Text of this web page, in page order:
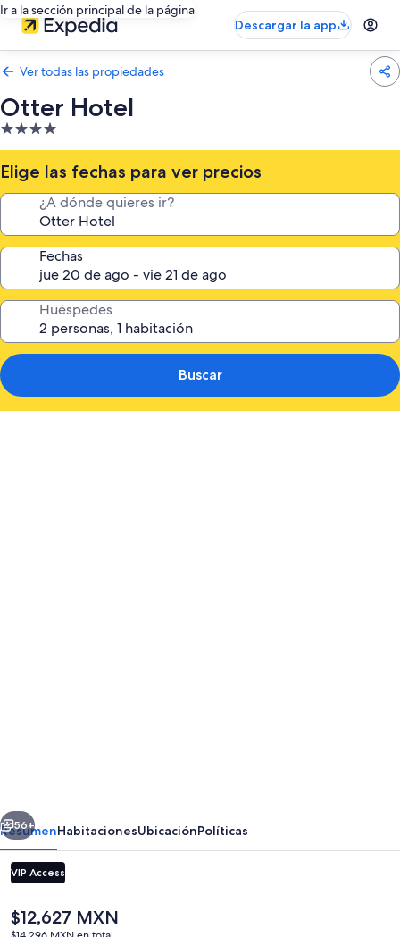
Ir a la sección principal de la página
Descargar la app
Ver todas las propiedades
Otter Hotel
Propiedad
de
4.0
estrellas
Elige las fechas para ver precios
¿A dónde quieres ir?
Fechas
Huéspedes
Buscar
Siguiente
56+
ResumenHabitacionesUbicaciónPolíticas
VIP Access
El
precio
$12,627 MXN